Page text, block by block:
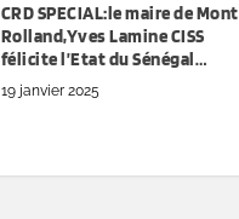
CRD SPECIAL:le maire de Mont
Rolland,Yves Lamine CISS
félicite l’Etat du Sénégal…
19 janvier 2025